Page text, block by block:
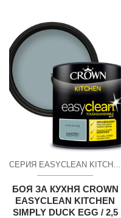
СЕРИЯ EASYCLEAN KITCHEN ПОЧИСТВАЩ СЕ МАТ
БОЯ ЗА КУХНЯ CROWN
EASYCLEAN KITCHEN
SIMPLY DUCK EGG / 2,5